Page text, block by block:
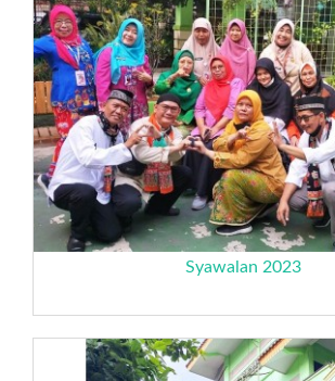
Syawalan 2023